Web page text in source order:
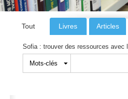
Tout Livres Articles
Sofia : trouver des ressources avec